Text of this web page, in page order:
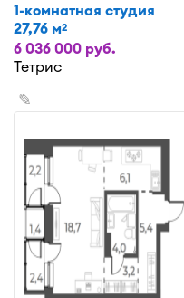
1-комнатная студия
27,76 м2
6 036 000 руб.
Тетрис
✎